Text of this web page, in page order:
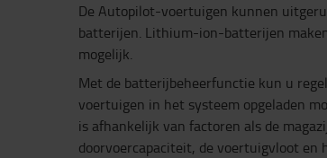
De Autopilot-voertuigen kunnen
batterijen. Lithium-ion-batterijen
mogelijk.
Met de batterijbeheerfunctie kun u
voertuigen in het systeem opgeladen
is afhankelijk van factoren als de
doorvoercapaciteit, de voertuigvloot